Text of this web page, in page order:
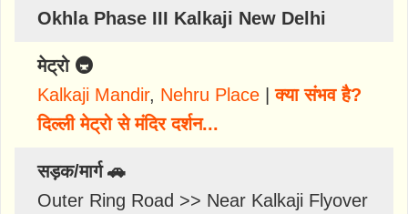
Okhla Phase III Kalkaji New Delhi
मेट्रो 🚇
Kalkaji Mandir, Nehru Place |क्या संभव है?
दिल्ली मेट्रो से मंदिर दर्शन...
सड़क/मार्ग 🚗
Outer Ring Road >> Near Kalkaji Flyover